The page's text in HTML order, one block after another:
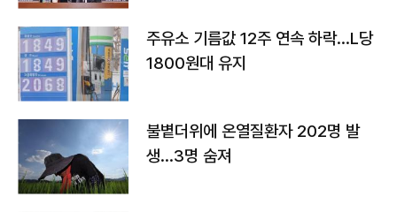
주유소 기름값 12주 연속 하락…L당
1800원대 유지
불볕더위에 온열질환자 202명 발
생…3명 숨져